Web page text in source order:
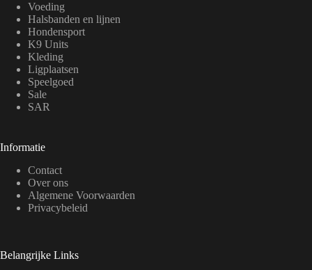
Voeding
Halsbanden en lijnen
Hondensport
K9 Units
Kleding
Ligplaatsen
Speelgoed
Sale
SAR
Informatie
Contact
Over ons
Algemene Voorwaarden
Privacybeleid
Belangrijke Links